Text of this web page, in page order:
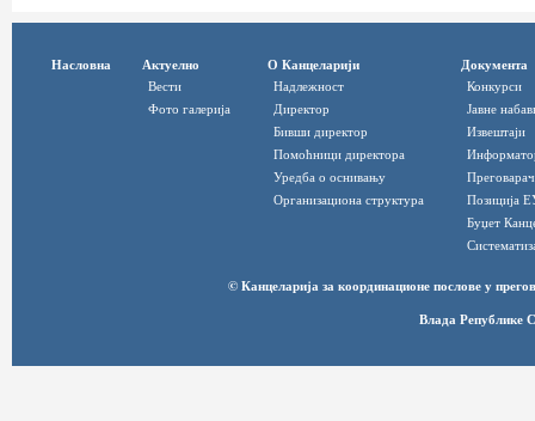
Насловна Актуелно
Вести
Фото галерија
О Канцеларији
Надлежност
Директор
Бивши директор
Помоћници директора
Уредба о оснивању
Организациона структура
Документа
Конкурси
Јавне
Извештаји
Позиција
Буџет
© Канцеларија за координационе послове у
Влада Републике